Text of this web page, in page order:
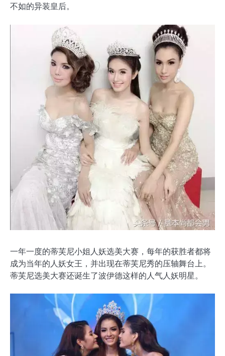
不如的异装皇后。
一年一度的蒂芙尼小姐人妖选美大赛，每年的获胜者都将
成为当年的人妖女王，并出现在蒂芙尼秀的压轴舞台上。
蒂芙尼选美大赛还诞生了波伊德这样的人气人妖明星。